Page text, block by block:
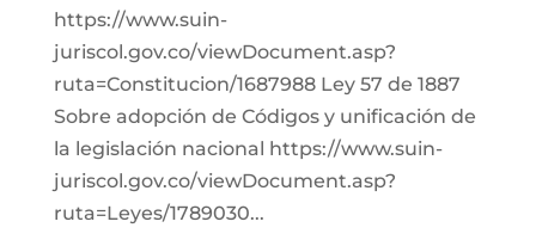
https://www.suin-
juriscol.gov.co/viewDocument.asp?
ruta=Constitucion/1687988 Ley 57 de 1887
Sobre adopción de Códigos y unificación de
la legislación nacional https://www.suin-
juriscol.gov.co/viewDocument.asp?
ruta=Leyes/1789030...